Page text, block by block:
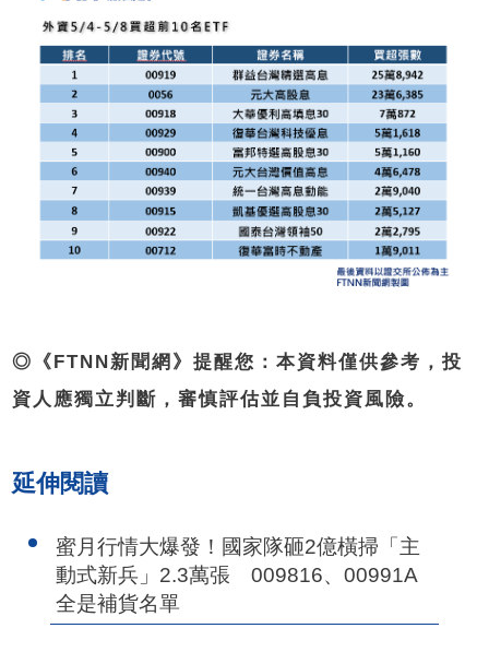
◎《FTNN新聞網》提醒您：本資料僅供參考，投
資人應獨立判斷，審慎評估並自負投資風險。
延伸閱讀
蜜月行情大爆發！國家隊砸2億橫掃「主
動式新兵」2.3萬張 009816、00991A
全是補貨名單